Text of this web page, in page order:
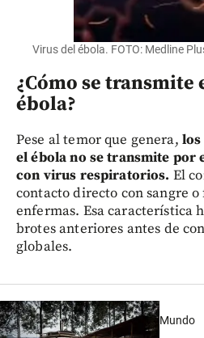
Virus del ébola. FOTO: Medline
¿Cómo se transmite
ébola?
Pese al temor que genera, los
el ébola no se transmite por
con virus respiratorios. El
contacto directo con sangre
enfermas. Esa característica
brotes anteriores antes de
globales.
Mundo